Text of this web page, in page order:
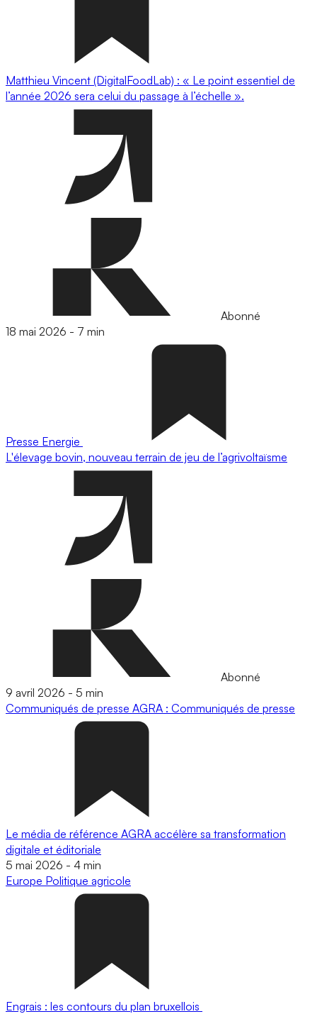
Matthieu Vincent (DigitalFoodLab) : « Le point essentiel de
l’année 2026 sera celui du passage à l’échelle ».
Abonné
18 mai 2026 - 7 min
Presse Energie
L'élevage bovin, nouveau terrain de jeu de l’agrivoltaïsme
Abonné
9 avril 2026 - 5 min
Communiqués de presse AGRA : Communiqués de presse
Le média de référence AGRA accélère sa transformation
digitale et éditoriale
5 mai 2026 - 4 min
Europe Politique agricole
Engrais : les contours du plan bruxellois